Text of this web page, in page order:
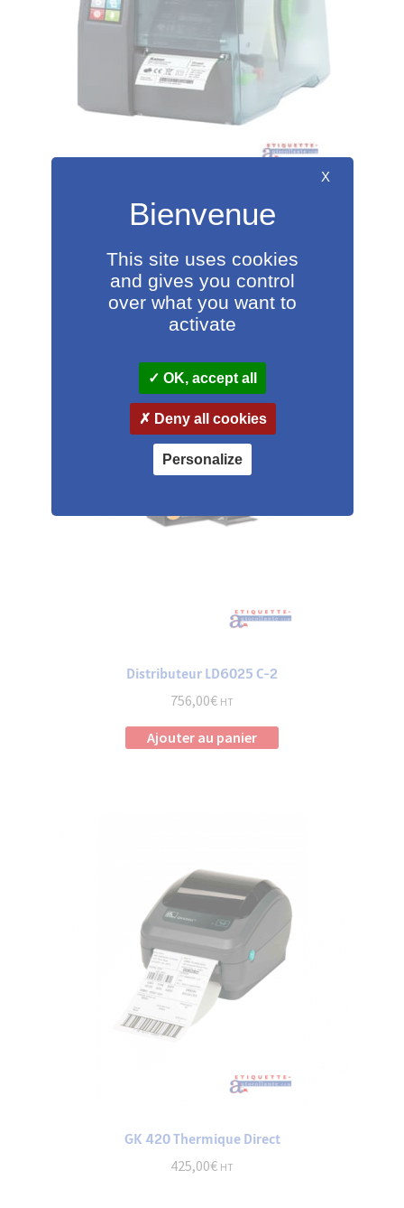
Imprimantes CAB EOS 2 & 5
Choix des options
Ce
produit
la
Distributeur LD6025 C-2
756,00€ HT
Ajouter au panier
GK 420 Thermique Direct
425,00€ HT
X
This site uses cookies
and gives you control
over what you want to
activate
OK, accept all
Deny all cookies
Personalize